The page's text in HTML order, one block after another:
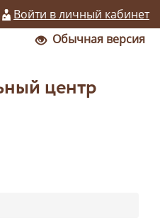
Войти в личный кабинет
Обычная версия
центр